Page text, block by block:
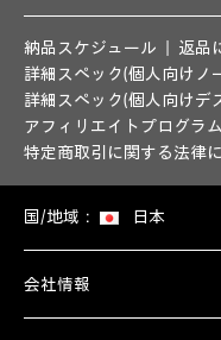
納品スケジュール
返品
詳細スペック(個人向けノ
詳細スペック(個人向けデ
アフィリエイトプログラム
特定商取引に関する法律
国/地域： 日本
会社情報